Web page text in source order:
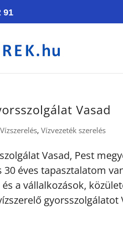
91
Vasad
Vízszerelés,Vízvezeték szerelés
Vasad, Pest
30 éves tapasztalatom
a vállalkozások,
gyorsszolgálatot